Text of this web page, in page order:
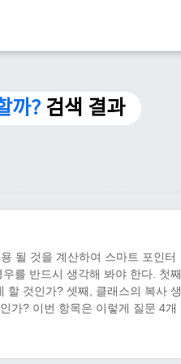
까? 검색 결과
될 것을 계산하여 스마트 포인터
를 반드시 생각해 봐야 한다. 첫째,
할 것인가? 셋째, 클래스의 복사 생
가? 이번 항목은 이렇게 질문 4개